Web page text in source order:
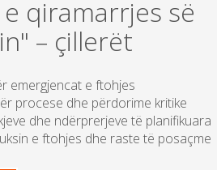
qiramarrjes së
– çillerët
emergjencat e ftohjes
procese dhe përdorime kritike
dhe ndërprerjeve të planifikuara
e ftohjes dhe raste të posaçme